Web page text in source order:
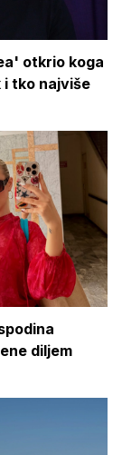
otkrio koga
i tko najviše
diljem